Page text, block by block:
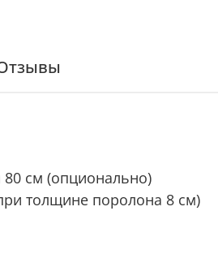
см (опционально)
толщине поролона 8 см)